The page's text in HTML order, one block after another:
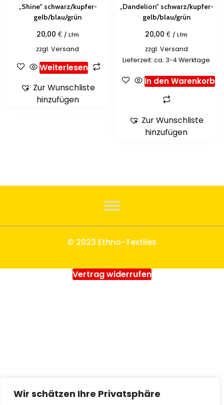
Wir schätzen Ihre Privatsphäre
„Shine“ schwarz/kupfer-
gelb/blau/grün
20,00 € / Lfm
zzgl.Versand
Weiterlesen
Zur Wunschliste
hinzufügen
„Dandelion“ schwarz/kupfer-
gelb/blau/grün
20,00€ / Lfm
zzgl. Versand
Lieferzeit: ca. 3-4 Werktage
In den Warenkorb
Zur Wunschliste
hinzufügen
© 2023 Ethno-Textiles
Vertrag widerrufen